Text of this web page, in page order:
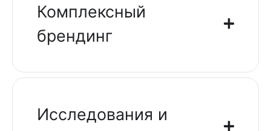
Комплексный
брендинг
Исследования и